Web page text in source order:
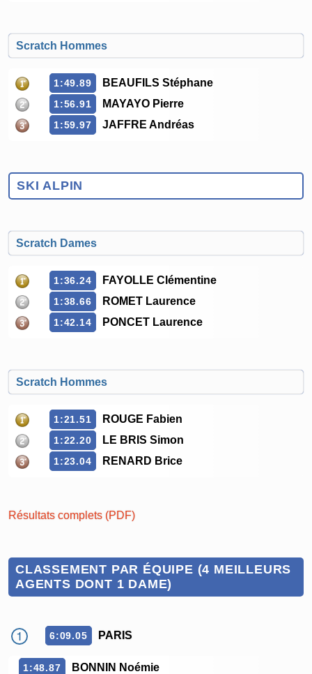
Scratch Hommes
1:49.89 BEAUFILS Stéphane
1:56.91 MAYAYO Pierre
1:59.97 JAFFRE Andréas
SKI ALPIN
Scratch Dames
1:36.24 FAYOLLE Clémentine
1:38.66 ROMET Laurence
1:42.14 PONCET Laurence
Scratch Hommes
1:21.51 ROUGE Fabien
1:22.20 LE BRIS Simon
1:23.04 RENARD Brice
Résultats complets (PDF)
CLASSEMENT PAR ÉQUIPE (4 MEILLEURS
AGENTS DONT 1 DAME)
6:09.05 PARIS
1:48.87 BONNIN Noémie